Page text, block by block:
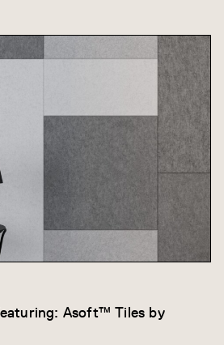
Asoft™ Tiles by